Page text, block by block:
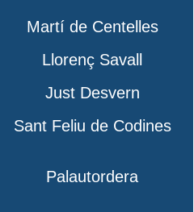
Martí de Centelles
Llorenç Savall
Just Desvern
Sant Feliu de Codines
Palautordera